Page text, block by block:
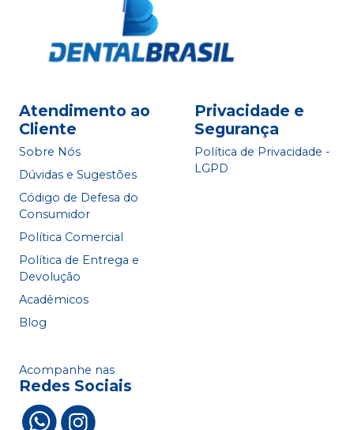
Atendimento ao
Cliente
Sobre Nós
Dúvidas e Sugestões
Código de Defesa do
Consumidor
Política Comercial
Política de Entrega e
Devolução
Acadêmicos
Blog
Privacidade e
Segurança
Política de Privacidade -
LGPD
Acompanhe nas
Redes Sociais